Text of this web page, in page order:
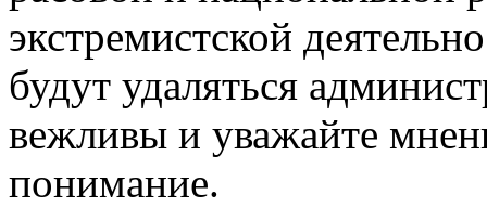
экстремистской
будут удаляться
вежливы и уважайте
понимание.